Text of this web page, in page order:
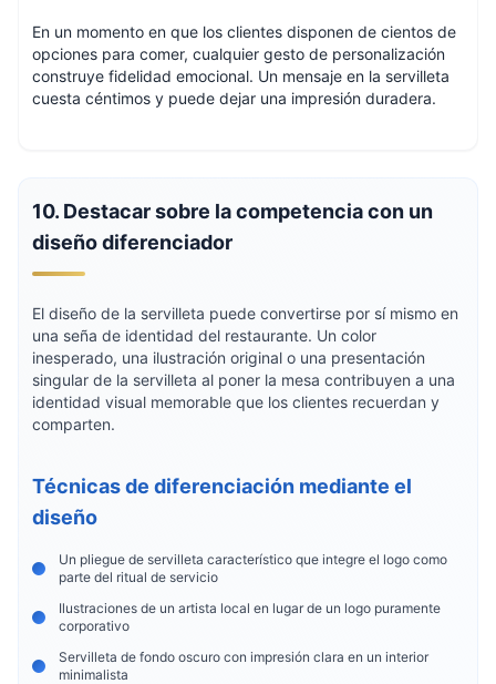
En un momento en que los clientes disponen de cientos de
opciones para comer, cualquier gesto de personalización
construye fidelidad emocional. Un mensaje en la servilleta
cuesta céntimos y puede dejar una impresión duradera.
10. Destacar sobre la competencia con un
diseño diferenciador
El diseño de la servilleta puede convertirse por sí mismo en
una seña de identidad del restaurante. Un color
inesperado, una ilustración original o una presentación
singular de la servilleta al poner la mesa contribuyen a una
identidad visual memorable que los clientes recuerdan y
comparten.
Técnicas de diferenciación mediante el
diseño
Un pliegue de servilleta característico que integre el logo como
parte del ritual de servicio
Ilustraciones de un artista local en lugar de un logo puramente
corporativo
Servilleta de fondo oscuro con impresión clara en un interior
minimalista